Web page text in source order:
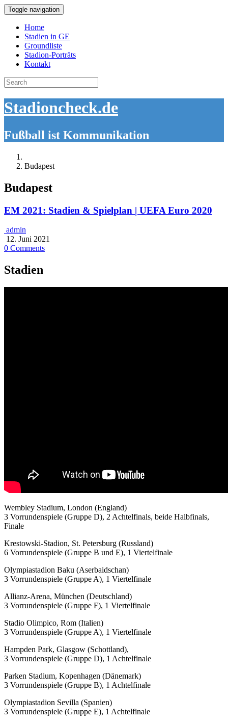
Toggle navigation
Home
Stadien in GE
Groundliste
Stadion-Porträts
Kontakt
Search
for:
Stadioncheck.de
Fußball ist Kommunikation
Budapest
Budapest
EM 2021: Stadien & Spielplan | UEFA Euro 2020
admin
12. Juni 2021
0 Comments
Stadien
Wembley Stadium, London (England)
3 Vorrundenspiele (Gruppe D), 2 Achtelfinals, beide Halbfinals,
Finale
Krestowski-Stadion, St. Petersburg (Russland)
6 Vorrundenspiele (Gruppe B und E), 1 Viertelfinale
Olympiastadion Baku (Aserbaidschan)
3 Vorrundenspiele (Gruppe A), 1 Viertelfinale
Allianz-Arena, München (Deutschland)
3 Vorrundenspiele (Gruppe F), 1 Viertelfinale
Stadio Olimpico, Rom (Italien)
3 Vorrundenspiele (Gruppe A), 1 Viertelfinale
Hampden Park, Glasgow (Schottland),
3 Vorrundenspiele (Gruppe D), 1 Achtelfinale
Parken Stadium, Kopenhagen (Dänemark)
3 Vorrundenspiele (Gruppe B), 1 Achtelfinale
Olympiastadion Sevilla (Spanien)
3 Vorrundenspiele (Gruppe E), 1 Achtelfinale